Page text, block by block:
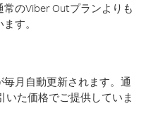
のViber Outプランよりも
す。
月自動更新されます。通
いた価格でご提供していま